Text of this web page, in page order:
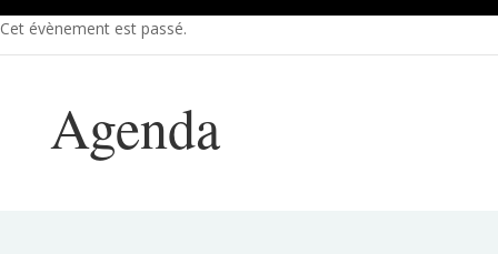
Cet évènement est passé.
Agenda